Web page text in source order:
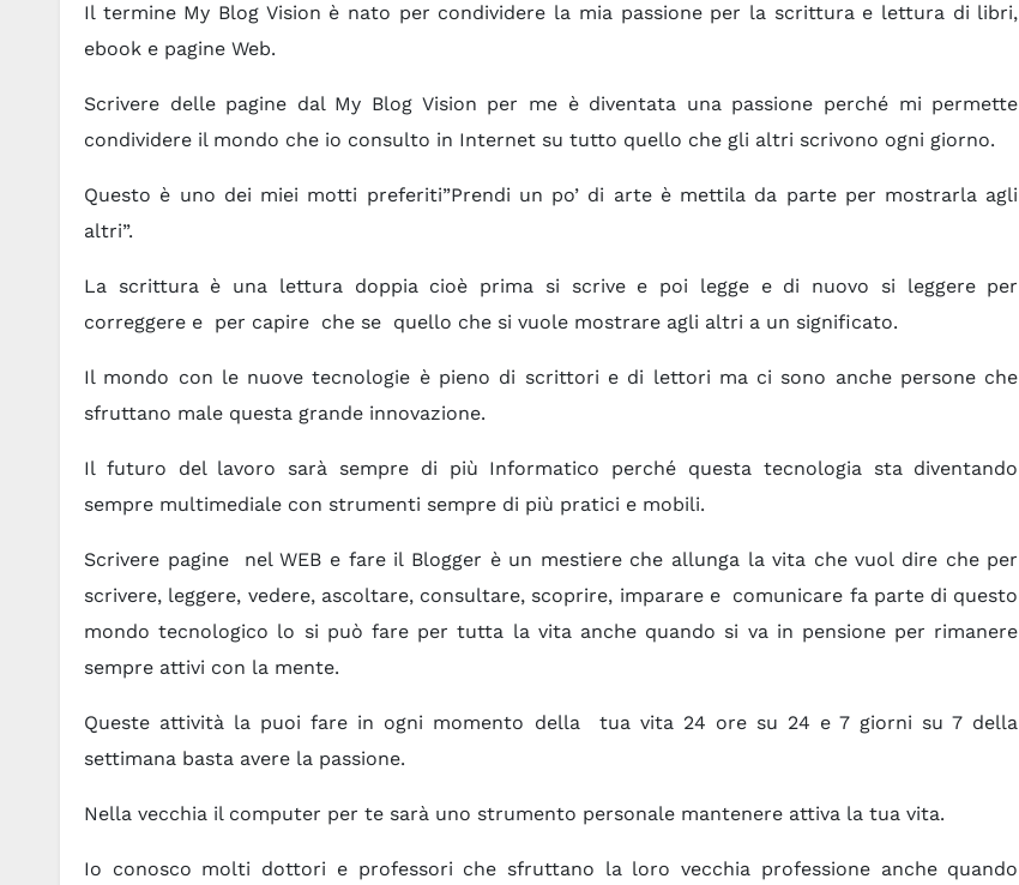
Il termine My Blog Vision è nato per condividere la mia passione per la scrittura e lettura di libri,
ebook e pagine Web.
Scrivere delle pagine dal My Blog Vision per me è diventata una passione perché mi permette
condividere il mondo che io consulto in Internet su tutto quello che gli altri scrivono ogni giorno.
Questo è uno dei miei motti preferiti”Prendi un po’ di arte è mettila da parte per mostrarla agli
altri”.
La scrittura è una lettura doppia cioè prima si scrive e poi legge e di nuovo si leggere per
correggere e per capire che se quello che si vuole mostrare agli altri a un significato.
Il mondo con le nuove tecnologie è pieno di scrittori e di lettori ma ci sono anche persone che
sfruttano male questa grande innovazione.
Il futuro del lavoro sarà sempre di più Informatico perché questa tecnologia sta diventando
sempre multimediale con strumenti sempre di più pratici e mobili.
Scrivere pagine nel WEB e fare il Blogger è un mestiere che allunga la vita che vuol dire che per
scrivere, leggere, vedere, ascoltare, consultare, scoprire, imparare e comunicare fa parte di questo
mondo tecnologico lo si può fare per tutta la vita anche quando si va in pensione per rimanere
sempre attivi con la mente.
Queste attività la puoi fare in ogni momento della tua vita 24 ore su 24 e 7 giorni su 7 della
settimana basta avere la passione.
Nella vecchia il computer per te sarà uno strumento personale mantenere attiva la tua vita.
Io conosco molti dottori e professori che sfruttano la loro vecchia professione anche quando